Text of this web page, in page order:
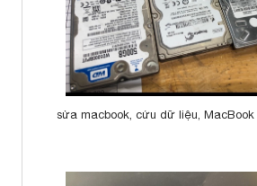
sửa macbook, cứu dữ liệu, MacBook